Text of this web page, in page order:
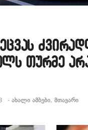
თურმე
- ახალი ამბები, მთავარი